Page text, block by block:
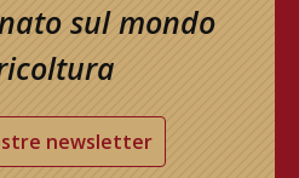
sul mondo
newsletter